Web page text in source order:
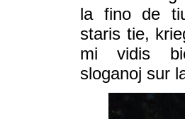
la fino de
staris tie,
mi vidis
sloganoj sur